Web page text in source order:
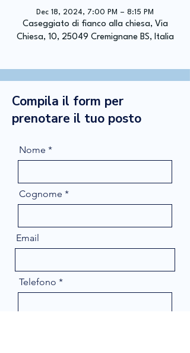
Dec 18, 2024, 7:00 PM – 8:15 PM
Caseggiato di fianco alla chiesa, Via
Chiesa, 10, 25049 Cremignane BS, Italia
Compila il form per
prenotare il tuo posto
Nome
Cognome
Email
Telefono